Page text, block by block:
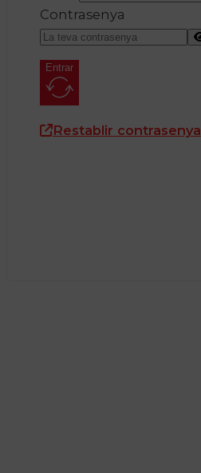
Contrasenya
Entrar
Restablir contrasenya